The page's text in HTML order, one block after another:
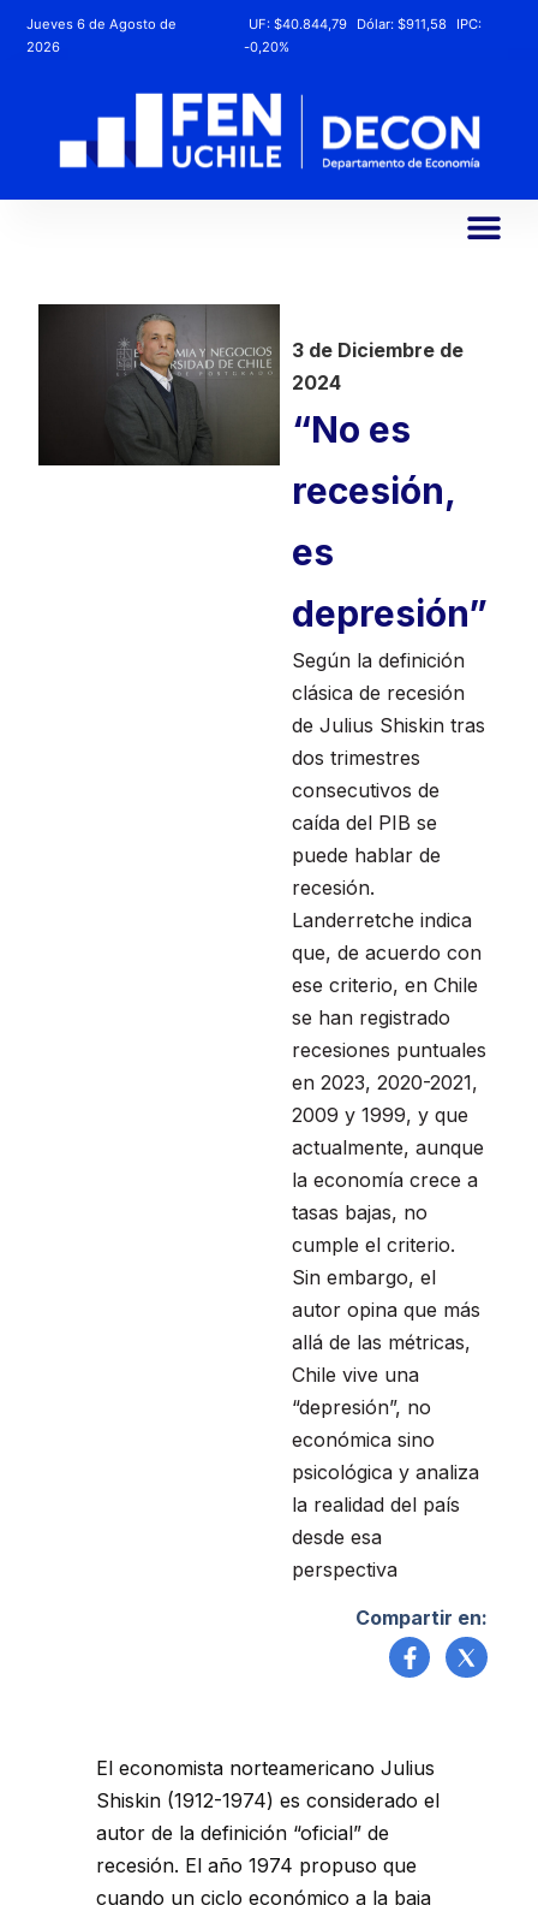
Jueves 6 de Agosto de
2026
UF:$40.844,79 Dólar:$911,58
IPC:
-0,20%
3 de Diciembre de
2024
“No es
recesión,
es
depresión”
Según la definición
clásica de recesión
de Julius Shiskin tras
dos trimestres
consecutivos de
caída del PIB se
puede hablar de
recesión.
Landerretche indica
que, de acuerdo con
ese criterio, en Chile
se han registrado
recesiones puntuales
en 2023, 2020-2021,
2009 y 1999, y que
actualmente, aunque
la economía crece a
tasas bajas, no
cumple el criterio.
Sin embargo, el
autor opina que más
allá de las métricas,
Chile vive una
“depresión”, no
económica sino
psicológica y analiza
la realidad del país
desde esa
perspectiva
Compartir en:
El economista norteamericano Julius
Shiskin (1912-1974) es considerado el
autor de la definición “oficial” de
recesión. El año 1974 propuso que
cuando un ciclo económico a la baja